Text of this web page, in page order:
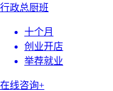
行政总厨班
十个月
创业开店
举荐就业
在线咨询+